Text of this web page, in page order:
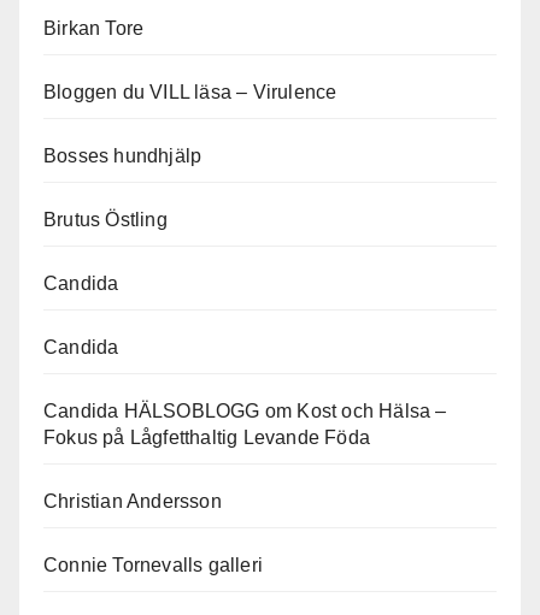
Birkan Tore
Bloggen du VILL läsa – Virulence
Bosses hundhjälp
Brutus Östling
Candida
Candida
Candida HÄLSOBLOGG om Kost och Hälsa –
Fokus på Lågfetthaltig Levande Föda
Christian Andersson
Connie Tornevalls galleri